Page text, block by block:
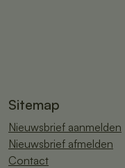
Sitemap
Nieuwsbrief aanmelden
Nieuwsbrief afmelden
Contact